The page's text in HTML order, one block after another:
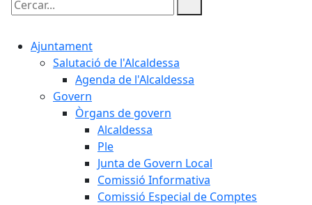
Cercar:
Ajuntament
Salutació de l'Alcaldessa
Agenda de l'Alcaldessa
Govern
Òrgans de govern
Alcaldessa
Ple
Junta de Govern Local
Comissió Informativa
Comissió Especial de Comptes